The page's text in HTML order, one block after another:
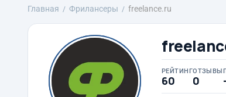
Главная Фрилансеры freelance.ru
РЕЙТИНГ
60
ОТЗЫВЫ
0 -